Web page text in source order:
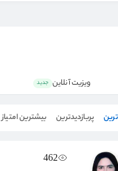
ویزیت آنلاین جدید
پربازدیدترین بیشترین امتیاز
462